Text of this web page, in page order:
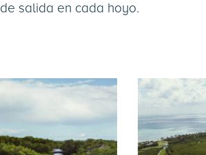
de salida en cada hoyo.